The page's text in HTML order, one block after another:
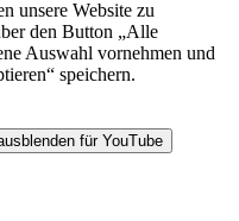
unsere Website zu
den Button „Alle
Auswahl vornehmen und
speichern.
für YouTube